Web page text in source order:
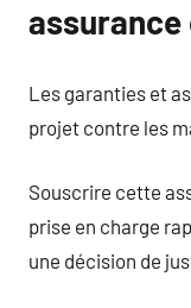
Les garanties et
projet contre les
Souscrire cette
prise en charge
une décision de